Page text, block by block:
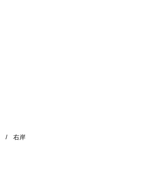
/ 右岸